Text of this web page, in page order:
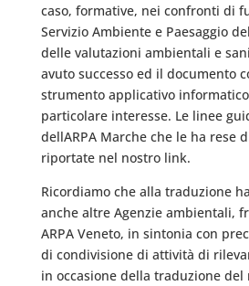
caso, formative, nei confronti di
Servizio Ambiente e Paesaggio
delle valutazioni ambientali e
avuto successo ed il documento
strumento applicativo
particolare interesse. Le linee
dellARPA Marche che le ha rese
riportate nel nostro link.
Ricordiamo che alla traduzione
anche altre Agenzie ambientali,
ARPA Veneto, in sintonia con
di condivisione di attività di
in occasione della traduzione del